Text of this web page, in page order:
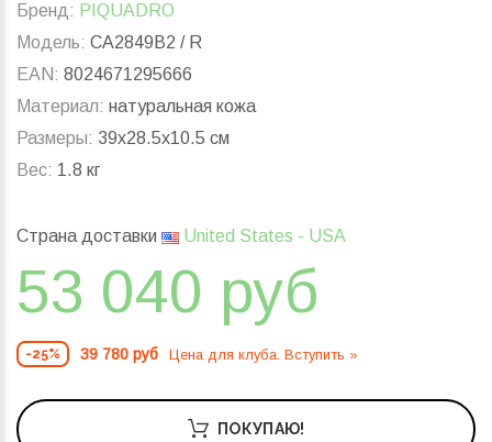
Бренд: PIQUADRO
Модель: CA2849B2 / R
EAN: 8024671295666
Материал: натуральная кожа
Размеры: 39x28.5x10.5 см
Вес: 1.8 кг
Страна доставки United States - USA
53 040 руб
-25% 39 780 руб Цена для клуба. Вступить »
ПОКУПАЮ!